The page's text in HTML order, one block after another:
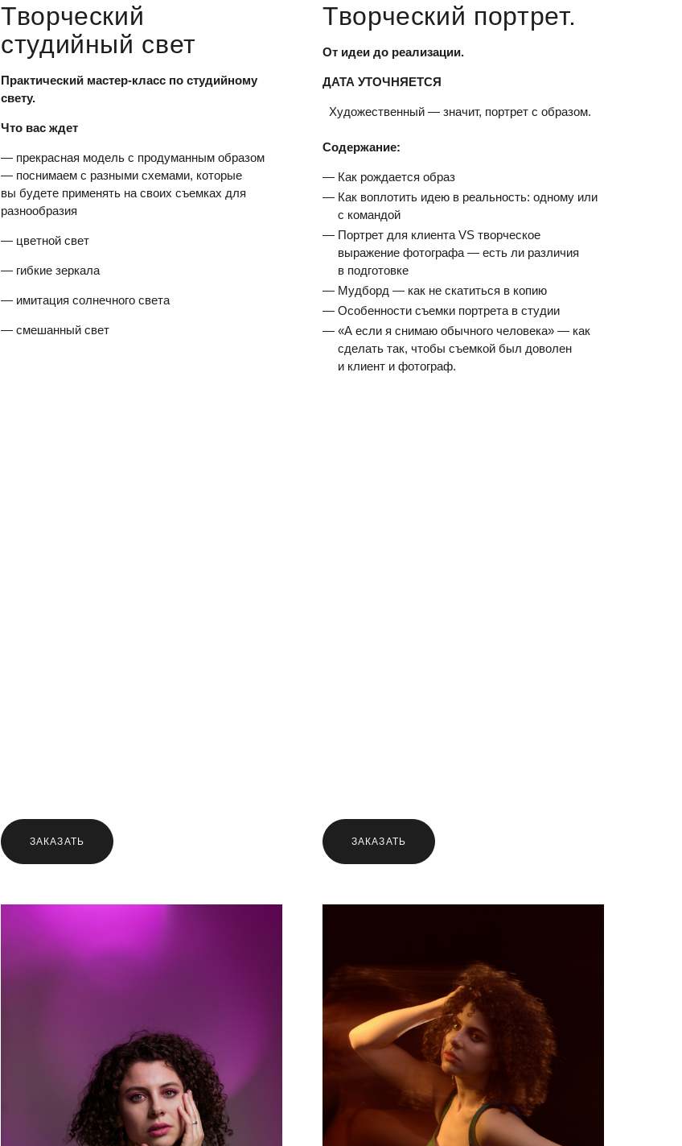
Творческий
студийный свет
Практический мастер-класс по студийному
свету.
Что вас ждет
— прекрасная модель с продуманным образом
— поснимаем с разными схемами, которые
вы будете применять на своих съемках для
разнообразия
— цветной свет
— гибкие зеркала⠀
— имитация солнечного света
— смешанный свет
ЗАКАЗАТЬ
Творческий портрет.
От идеи до реализации.
ДАТА УТОЧНЯЕТСЯ
Художественный — значит, портрет с образом.
Содержание:
Как рождается образ
Как воплотить идею в реальность: одному или
с командой
Портрет для клиента VS творческое
выражение фотографа — есть ли различия
в подготовке
Мудборд — как не скатиться в копию
Особенности съемки портрета в студии
«А если я снимаю обычного человека» — как
сделать так, чтобы съемкой был доволен
и клиент и фотограф.
ЗАКАЗАТЬ